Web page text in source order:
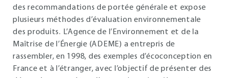
des recommandations de portée générale et expose
plusieurs méthodes d’évaluation environnementale
des produits. L’Agence de l’Environnement et de la
Maîtrise de l’Énergie (ADEME) a entrepris de
rassembler, en 1998, des exemples d’écoconception en
France et à l’étranger, avec l’objectif de présenter des